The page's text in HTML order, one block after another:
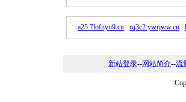
a25.7lofnyu9.cn rq3c2.ywrjww.cn
新站登录--网站简介--流